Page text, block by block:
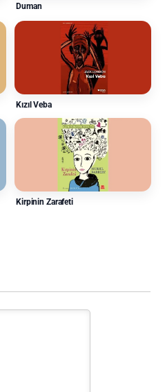
Duman
Kızıl Veba
Kirpinin Zarafeti